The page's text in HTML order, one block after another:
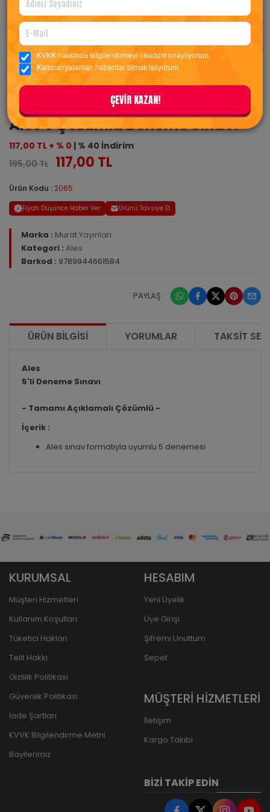
Ales 5 Çözümlü Deneme Sınavı
117,00 TL + % 0 | % 40 İndirim
195,00 TL 117,00 TL
Ürün Kodu : 2065
Fiyatı Düşünce Haber Ver Ürünü Tavsiye Et
Marka : Murat Yayınları
Kategori : Ales
Barkod : 9789944661584
PAYLAŞ :
ÜRÜN BILGISI YORUMLAR TAKSIT
Ales
5'li Deneme Sınavı
- Tamamı Açıklamalı Çözümlü -
İçerik :
Ales sınav formatıyla uyumlu 5 denemesi
KVKK hakkında bilgilendirmeyi okudum onaylıyorum.
Kampanyalardan haberdar olmak istiyorum.
ÇEVİR KAZAN!
KURUMSAL
Müşteri Hizmetleri
Kullanım Koşulları
Tüketici Hakları
Telif Hakkı
Gizlilik Politikası
Güvenlik Politikası
İade Şartları
KVVK Bilgilendirme Metni
Bayilerimiz
HESABIM
Yeni Üyelik
Üye Girişi
Şifremi Unuttum
Sepet
MÜŞTERİ HİZMETLERİ
İletişim
Kargo Takibi
BIZI TAKIP EDIN